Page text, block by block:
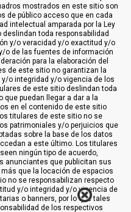
mostrados en este sitio son
de público acceso que en cada
intelectual amparada por la Ley
toda responsabilidad
y/o veracidad y/o exactitud y/o
o de las fuentes de información
para la elaboración del
de este sitio no garantizan la
o integridad y/o vigencia de los
de este sitio deslindan toda
puedan llegar a dar a la
en el contenido de este sitio
titulares de este sitio no se
patrimoniales y/o perjuicios que
sobre la base de los datos
a este último. Los titulares
ningún tipo de acuerdo,
anunciantes que publicitan sus
que la locación de espacios
no se responsabilizan respecto
y/o integridad y/o vigencia de
o banners, por lo que tales
de los respectivos